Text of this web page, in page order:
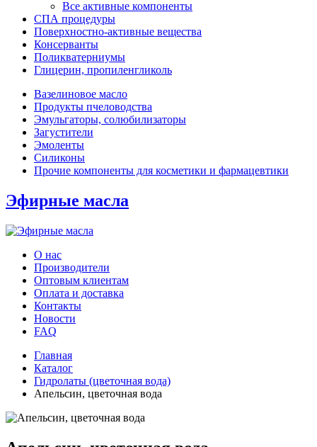
Все активные компоненты
СПА процедуры
Поверхностно-активные вещества
Консерванты
Поликватерниумы
Глицерин, пропиленгликоль
Вазелиновое масло
Продукты пчеловодства
Эмульгаторы, солюбилизаторы
Загустители
Эмоленты
Силиконы
Прочие компоненты для косметики и фармацевтики
Эфирные масла
О нас
Производители
Оптовым клиентам
Оплата и доставка
Контакты
Новости
FAQ
Главная
Каталог
Гидролаты (цветочная вода)
Апельсин, цветочная вода